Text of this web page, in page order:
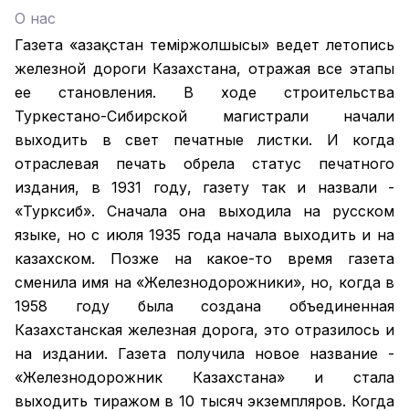
О нас
Газета «Қазақстан теміржолшысы» ведет летопись
железной дороги Казахстана, отражая все этапы
ее становления. В ходе строительства
Туркестано-Сибирской магистрали начали
выходить в свет печатные листки. И когда
отраслевая печать обрела статус печатного
издания, в 1931 году, газету так и назвали -
«Турксиб». Сначала она выходила на русском
языке, но с июля 1935 года начала выходить и на
казахском. Позже на какое-то время газета
сменила имя на «Железнодорожники», но, когда в
1958 году была создана объединенная
Казахстанская железная дорога, это отразилось и
на издании. Газета получила новое название -
«Железнодорожник Казахстана» и стала
выходить тиражом в 10 тысяч экземпляров. Когда